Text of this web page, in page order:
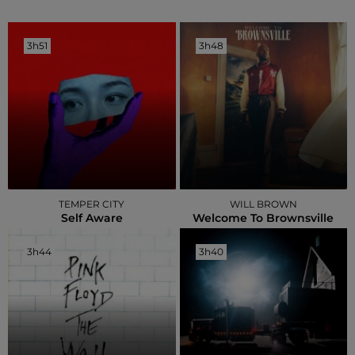
3h51
3h51
TEMPER CITY
Self Aware
3h48
3h48
WILL BROWN
Welcome To Brownsville
3h44
3h44 3h40
3h40